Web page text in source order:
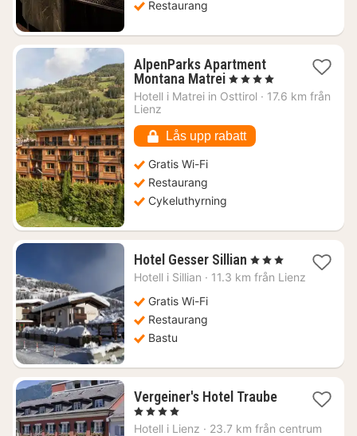
Restaurang
AlpenParks Apartment
Montana Matrei1
natt
kr.
, 4 Stjärnor
Hotell i Matrei in Osttirol · 17.6 km från
Lienz
Lås upp rabatt
Gratis Wi-Fi
Restaurang
Cykeluthyrning
Hotel Gesser Sillian 1
natt
, 3 Stjärnor
Hotell i Sillian · 11.3 km från Lienz
Gratis Wi-Fi
Restaurang
Bastu
Vergeiner's Hotel Traube1
från
, 4 Stjärnor
Hotell i Lienz · 23.7 km från centrum